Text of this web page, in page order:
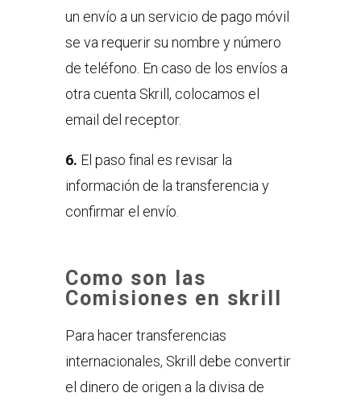
un envío a un servicio de pago móvil
se va requerir su nombre y número
de teléfono. En caso de los envíos a
otra cuenta Skrill, colocamos el
email del receptor.
6. El paso final es revisar la
información de la transferencia y
confirmar el envío.
Como son las
Comisiones en skrill
Para hacer transferencias
internacionales, Skrill debe convertir
el dinero de origen a la divisa de